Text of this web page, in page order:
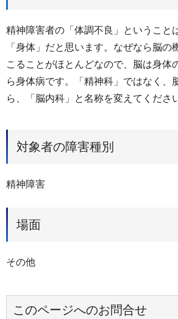
精神障害者の「体調不良」ということ
「身体」だと思います。なぜなら脳の
こることがほとんどなので、脳は身体
ら身体病です。「精神科」ではなく、
ら、「脳内科」と名称を変えてくださ
対象者の障害種別
精神障害
場面
その他
このページへのお問合せ